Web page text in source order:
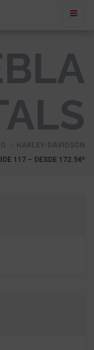
HARLEY-DAVIDSON
117 – DESDE 172.5€*